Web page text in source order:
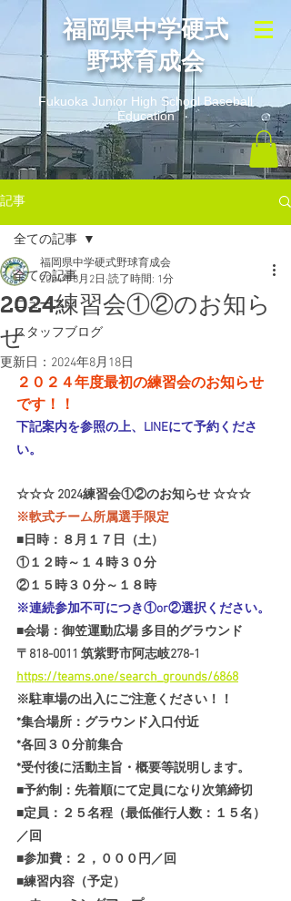
​福岡県中学硬式
野球育成会
Fukuoka Junior High School Baseball
Education
記事
全ての記事
ニュース
スタッフブログ
全ての記事
2024練習会①②のお知ら
せ
福岡県中学硬式野球育成会
2024年8月2日 読了時間: 1分
更新日： 2024年8月18日
２０２４年度最初の練習会のお知らせ
です！！
下記案内を参照の上、LINEにて予約くださ
い。
☆☆☆ 2024練習会①②のお知らせ ☆☆☆
※軟式チーム所属選手限定
■日時：８月１７日（土）
①１２時～１４時３０分
②１５時３０分～１８時
※連続参加不可につき①or②選択ください。
■会場：御笠運動広場 多目的グラウンド
〒818-0011 筑紫野市阿志岐278-1
https://teams.one/search_grounds/6868
※駐車場の出入にご注意ください！！
*集合場所：グラウンド入口付近
*各回３０分前集合
*受付後に活動主旨・概要等説明します。
■予約制：先着順にて定員になり次第締切
■定員：２５名程（最低催行人数：１５名）
／回
■参加費：２，０００円／回
■練習内容（予定）